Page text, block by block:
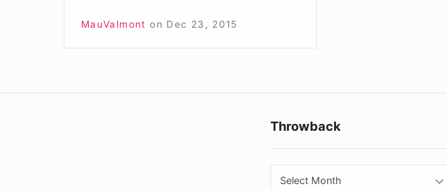
MauValmont on Dec 23, 2015
Throwback
Throwback